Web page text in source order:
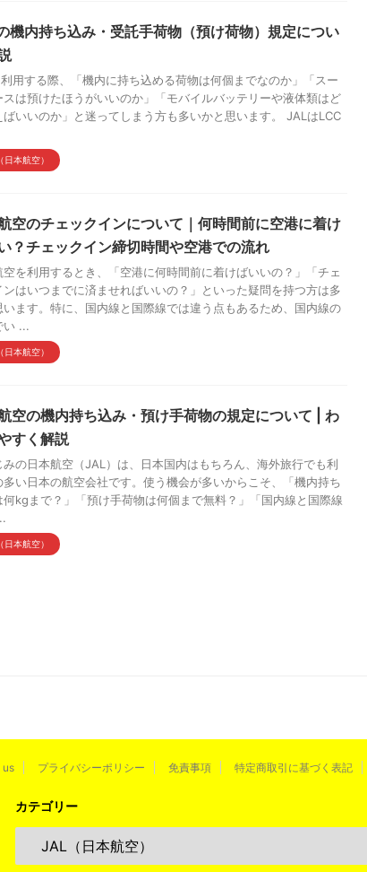
機内持ち込み・受託手荷物（預け荷物）規定につい
用する際、「機内に持ち込める荷物は何個までなのか」「スー
スは預けたほうがいいのか」「モバイルバッテリーや液体類はど
ばいいのか」と迷ってしまう方も多いかと思います。 JALはLCC
日本航空）
空のチェックインについて｜何時間前に空港に着け
？チェックイン締切時間や空港での流れ
空を利用するとき、「空港に何時間前に着けばいいの？」「チェ
ンはいつまでに済ませればいいの？」といった疑問を持つ方は多
います。特に、国内線と国際線では違う点もあるため、国内線の
い ...
日本航空）
空の機内持ち込み・預け手荷物の規定について | わ
すく解説
みの日本航空（JAL）は、日本国内はもちろん、海外旅行でも利
多い日本の航空会社です。使う機会が多いからこそ、「機内持ち
何kgまで？」「預け手荷物は何個まで無料？」「国内線と国際線
日本航空）
us プライバシーポリシー 免責事項 特定商取引に基づく表記
カテゴリー